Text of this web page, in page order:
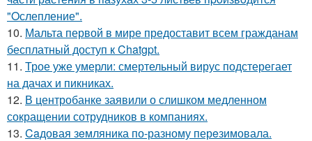
"Oслепление".
10. Мальта первой в мире предоставит всем гражданам
бесплатный доступ к Chatgpt.
11. Трое уже умерли: смертельный вирус подстерегает
на дачах и пикниках.
12. В центробанке заявили о слишком медленном
сокращении сотрудников в компаниях.
13. Caдовая зeмляника по-разному перeзимовала.